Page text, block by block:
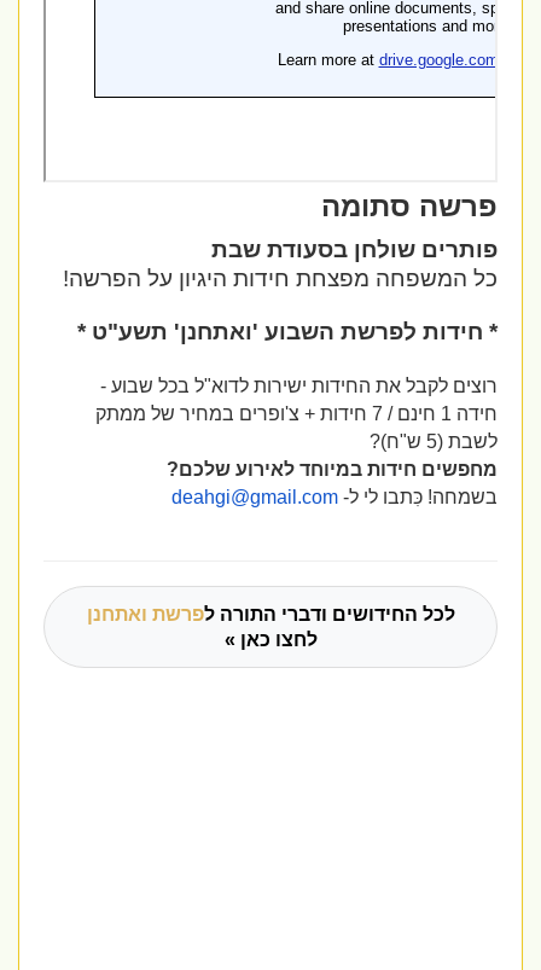
פרשה סתומה
פותרים שולחן בסעודת שבת
כל המשפחה מפצחת חידות היגיון על הפרשה!
* חידות לפרשת השבוע 'ואתחנן' תשע"ט *
רוצים לקבל את החידות ישירות לדוא"ל בכל שבוע-
חידה 1 חינם / 7 חידות + צ'ופרים במחיר של ממתק
לשבת (5 ש"ח)?
מחפשים חידות במיוחד לאירוע שלכם?
בשמחה!כִּתבו לי ל- deahgi@gmail.com
לכל החידושים ודברי התורה לפרשת ואתחנן
לחצו כאן »